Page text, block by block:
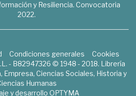
y Resiliencia. Convocatoria
2022.
Condiciones generales
Cookies
- B82947326 © 1948 - 2018. Librería
Empresa, Ciencias Sociales, Historia y
Humanas
y desarrollo OPTYMA